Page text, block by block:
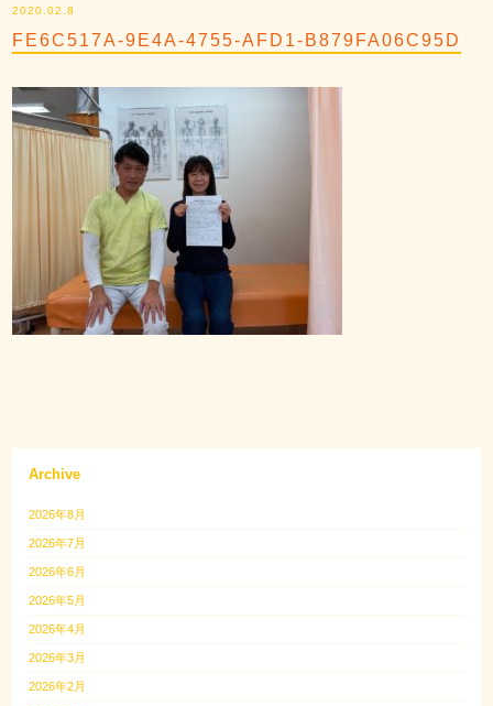
2020.02.8
FE6C517A-9E4A-4755-AFD1-B879FA06C95D
Archive
2026年8月
2026年7月
2026年6月
2026年5月
2026年4月
2026年3月
2026年2月